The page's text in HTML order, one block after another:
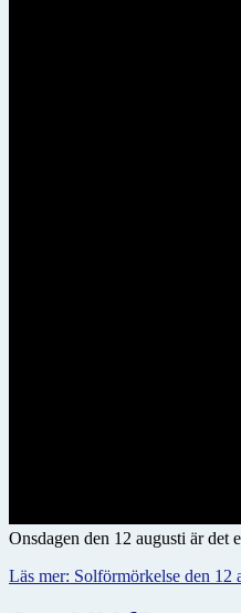
Onsdagen den 12 augusti är
Läs mer: Solförmörkelse den 12